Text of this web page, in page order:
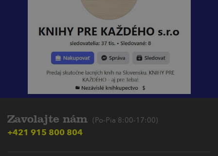
Zavolajte nám (Po-Pia 8:00-17:00)
+421 915 800 804